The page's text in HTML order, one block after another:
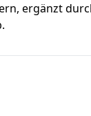
ergänzt